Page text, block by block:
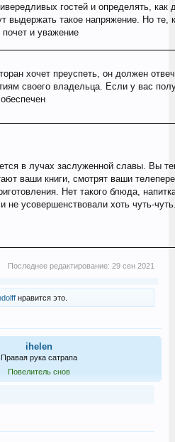
гостей и определять, как
выдержать такое напряжение. Но те,
почет и уважение
хочет преуспеть, он должен
своего владельца. Если у вас
в лучах заслуженной славы. Вы
ваши книги, смотрят ваши
Нет такого блюда,
и не усовершенствовали хоть чуть-
Последнее редактирование:29 сен 2021
нравится это.
ihelen
Правая рука сатрапа
Повелитель снов